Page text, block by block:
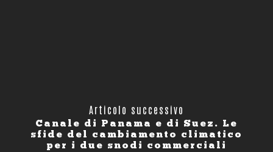
Articolo successivo
Canale di Panama e di Suez. Le
sfide del cambiamento climatico
per i due snodi commerciali